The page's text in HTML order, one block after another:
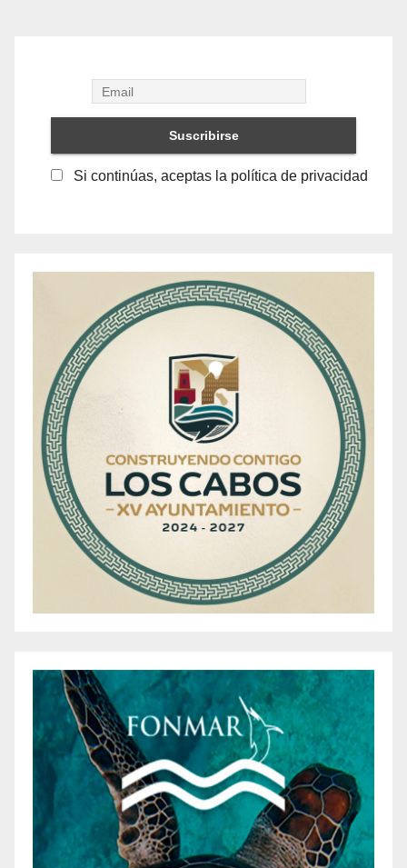
Si continúas, aceptas la política de privacidad